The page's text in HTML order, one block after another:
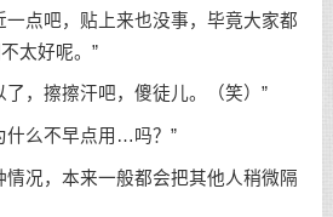
点吧，贴上来也没事，毕竟大家都
太好呢。”
擦擦汗吧，傻徒儿。（笑）”
么不早点用…吗？”
况，本来一般都会把其他人稍微隔